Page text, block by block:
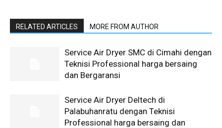
RELATED ARTICLES MORE FROM AUTHOR
Service Air Dryer SMC di Cimahi dengan
Teknisi Professional harga bersaing
dan Bergaransi
Service Air Dryer Deltech di
Palabuhanratu dengan Teknisi
Professional harga bersaing dan